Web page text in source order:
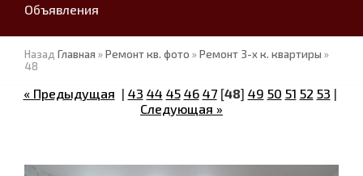
Объявления
Назад Главная »Ремонт кв. фото »Ремонт 3-х к. квартиры »
48
« Предыдущая | 43 44 45 46 47[48] 49 50 51 52 53 |
Следующая »